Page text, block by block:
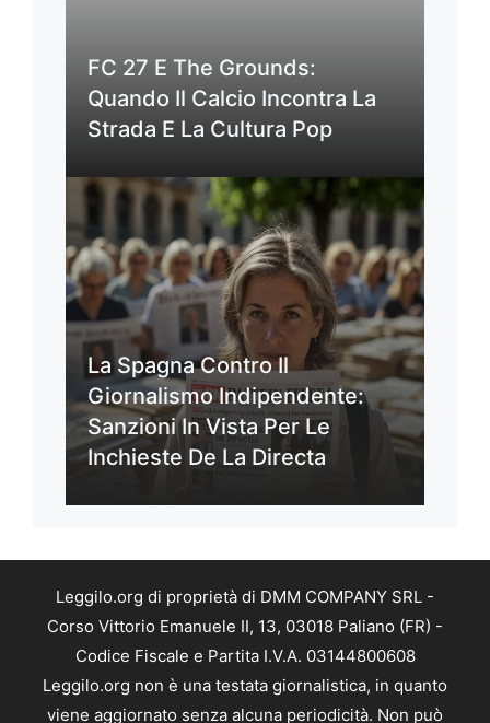
FC 27 E The Grounds:
Quando Il Calcio Incontra La
Strada E La Cultura Pop
La Spagna Contro Il
Giornalismo Indipendente:
Sanzioni In Vista Per Le
Inchieste De La Directa
Leggilo.org di proprietà di DMM COMPANY SRL -
Corso Vittorio Emanuele II, 13, 03018 Paliano (FR) -
Codice Fiscale e Partita I.V.A. 03144800608
Leggilo.org non è una testata giornalistica, in quanto
viene aggiornato senza alcuna periodicità. Non può